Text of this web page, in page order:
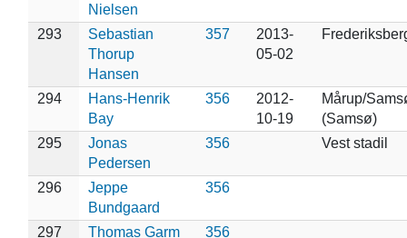
Nielsen
293
Sebastian
Thorup
Hansen
357
2013-
05-02
294
Hans-Henrik
Bay
356
2012-
10-19
Mårup/
(Samsø)
295
Jonas
Pedersen
356 Vest stadil
296
Jeppe
Bundgaard
356
297 Thomas Garm 356